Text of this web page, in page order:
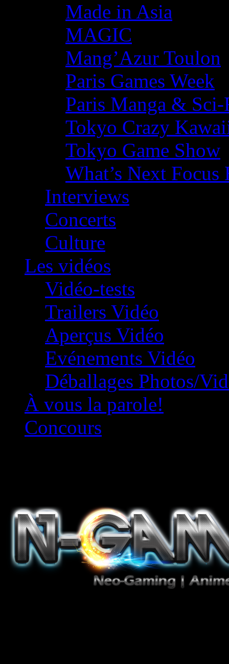
Made in Asia
MAGIC
Mang’Azur Toulon
Paris Games Week
Paris Manga &
Tokyo Crazy
Tokyo Game Show
What’s Next
Interviews
Concerts
Culture
Les vidéos
Vidéo-tests
Trailers Vidéo
Aperçus Vidéo
Evénements Vidéo
Déballages Photos/
À vous la parole!
Concours